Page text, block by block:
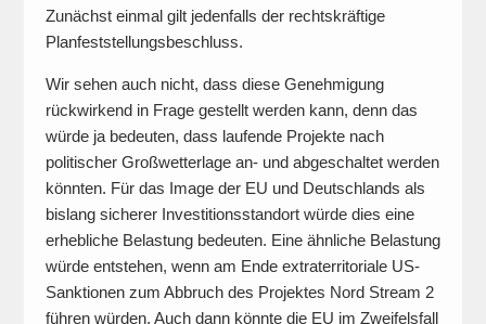
Zunächst einmal gilt jedenfalls der rechtskräftige
Planfeststellungsbeschluss.
Wir sehen auch nicht, dass diese Genehmigung
rückwirkend in Frage gestellt werden kann, denn das
würde ja bedeuten, dass laufende Projekte nach
politischer Großwetterlage an- und abgeschaltet werden
könnten. Für das Image der EU und Deutschlands als
bislang sicherer Investitionsstandort würde dies eine
erhebliche Belastung bedeuten. Eine ähnliche Belastung
würde entstehen, wenn am Ende extraterritoriale US-
Sanktionen zum Abbruch des Projektes Nord Stream 2
führen würden. Auch dann könnte die EU im Zweifelsfall